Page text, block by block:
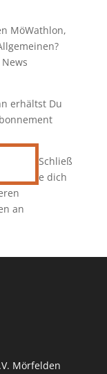
MöWathlon,
erhältst Du
Schließ
e dich
an
Mörfelden